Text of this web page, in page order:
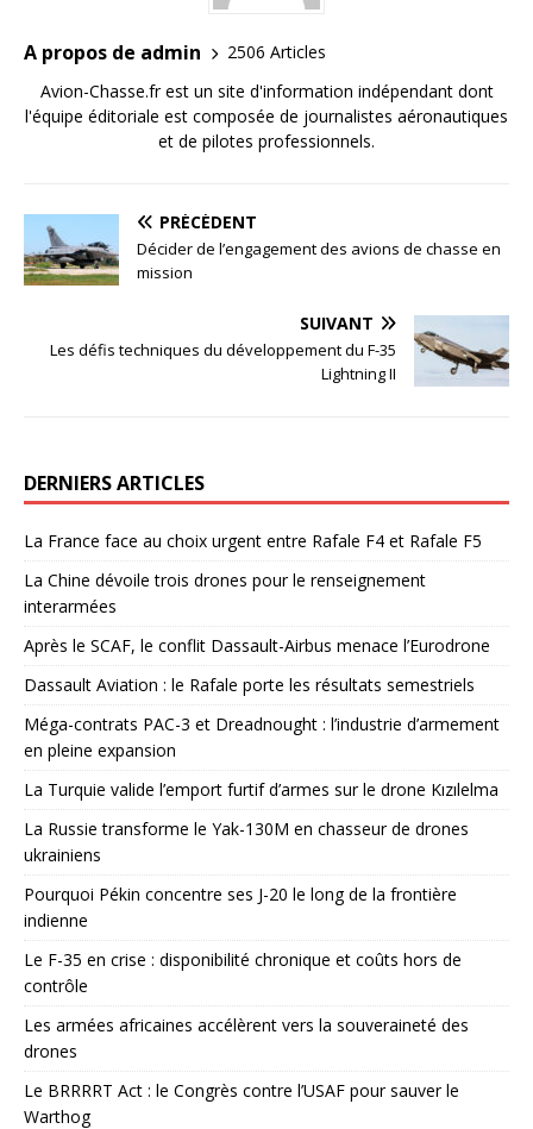
A propos de admin
2506 Articles
Avion-Chasse.fr est un site d'information indépendant dont
l'équipe éditoriale est composée de journalistes aéronautiques
et de pilotes professionnels.
PRÉCÉDENT
Décider de l’engagement des avions de chasse en
mission
SUIVANT
Les défis techniques du développement du F-35
Lightning II
DERNIERS ARTICLES
La France face au choix urgent entre Rafale F4 et Rafale F5
La Chine dévoile trois drones pour le renseignement
interarmées
Après le SCAF, le conflit Dassault-Airbus menace l’Eurodrone
Dassault Aviation : le Rafale porte les résultats semestriels
Méga-contrats PAC-3 et Dreadnought : l’industrie d’armement
en pleine expansion
La Turquie valide l’emport furtif d’armes sur le drone Kızılelma
La Russie transforme le Yak-130M en chasseur de drones
ukrainiens
Pourquoi Pékin concentre ses J-20 le long de la frontière
indienne
Le F-35 en crise : disponibilité chronique et coûts hors de
contrôle
Les armées africaines accélèrent vers la souveraineté des
drones
Le BRRRRT Act : le Congrès contre l’USAF pour sauver le
Warthog